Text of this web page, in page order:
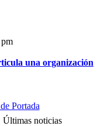
una organización
Portada
Últimas noticias